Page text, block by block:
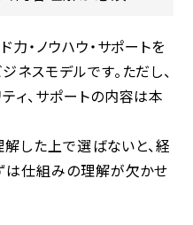
力・ノウハウ・サポートを
スモデルです。ただし、
ィ、サポートの内容は本
解した上で選ばないと、経
は仕組みの理解が欠かせ